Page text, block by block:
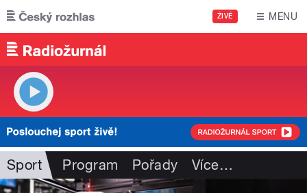
Přejít k hlavnímu obsahu
ŽIVĚ MENU
Sport Program Pořady Více…